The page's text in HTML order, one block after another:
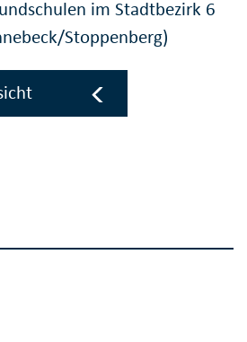
im Stadtbezirk 6
Stoppenberg)